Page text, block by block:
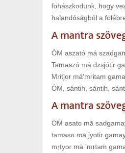
fohászkodunk, hogy
halandóságból a
A mantra
ÓM aszató má
Tamaszó má dzsjótir
Mritjor má'mritam
ÓM, sántih, sántih,
A mantra
OṀ asato mā
tamaso mā jyotir
mṛtyor mā ’mṛtaṁ